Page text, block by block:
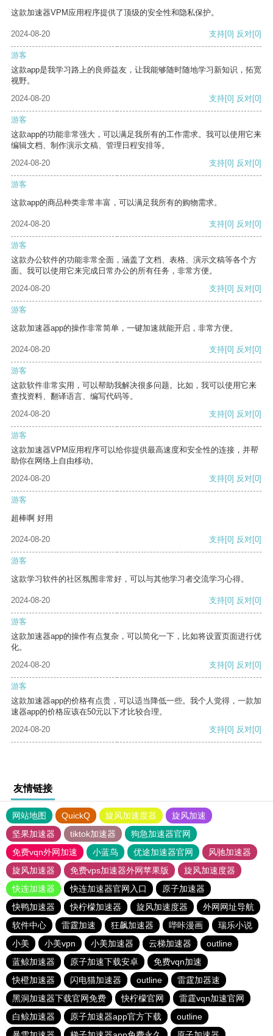
这款加速器VPM应用程序提供了顶级的安全性和隐私保护。
2024-08-20 支持[0] 反对[0]
游客
这款app是我学习路上的良师益友，让我能够随时随地学习新知识，拓宽
视野。
2024-08-20
支持[0] 反对[0]
游客
这款app的功能非常强大，可以满足我所有的工作需求。我可以使用它来
编辑文档、制作演示文稿、管理日程安排等。
2024-08-20
支持[0] 反对[0]
游客
这款app的商品种类非常丰富，可以满足我所有的购物需求。
2024-08-20 支持[0] 反对[0]
游客
这款办公软件的功能非常全面，涵盖了文档、表格、演示文稿等各个方
面。我可以使用它来完成日常办公的所有任务，非常方便。
2024-08-20
支持[0] 反对[0]
游客
这款加速器app的操作非常简单，一键加速就能开启，非常方便。
2024-08-20 支持[0] 反对[0]
游客
这款软件非常实用，可以帮助我解决很多问题。比如，我可以使用它来
查找资料、翻译语言、编写代码等。
2024-08-20
支持[0] 反对[0]
游客
这款加速器VPM应用程序可以给你提供最高速度和安全性的连接，并帮
助你在网络上自由移动。
2024-08-20
支持[0] 反对[0]
游客
超棒啊 好用
2024-08-20 支持[0] 反对[0]
游客
这款学习软件的社区氛围非常好，可以与其他学习者交流学习心得。
2024-08-20 支持[0] 反对[0]
游客
这款加速器app的操作有点复杂，可以简化一下，比如将设置页面进行优
化。
2024-08-20
支持[0] 反对[0]
游客
这款加速器app的价格有点贵，可以适当降低一些。我个人觉得，一款加
速器app的价格应该在50元以下才比较合理。
2024-08-20
支持[0] 反对[0]
友情链接
网站地图 QuickQ 旋风加速度器
旋风加速
坚果加速器
tiktok加速器
狗急加速器官网
免费vqn外网加速
小蓝鸟 优途加速器官网
风驰加速器
旋风加速器
免费vps加速器外网苹果版
旋风加速度器
快连加速器
快连加速器官网入口
原子加速器
快鸭加速器
快柠檬加速器 旋风加速度器
外网网址导航
软件中心
雷霆加速 狂飙加速器 哔咔漫画
瑞乐小说
小美
小美vpn 小美加速器 云梯加速器
outline
蓝鲸加速器
原子加速下载安卓
免费vqn加速
快橙加速器
闪电猫加速器 outline
雷霆加器速
黑洞加速器下载官网免费
快柠檬官网
雷霆vqn加速官网
白鲸加速器
原子加速器app官方下载
outline